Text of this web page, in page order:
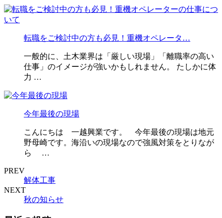
転職をご検討中の方も必見！重機オペレータ…
一般的に、土木業界は「厳しい現場」「離職率の高い
仕事」のイメージが強いかもしれません。 たしかに体
力 …
今年最後の現場
こんにちは 一越興業です。 今年最後の現場は地元
野母崎です。海沿いの現場なので強風対策をとりなが
ら …
PREV
解体工事
NEXT
秋の知らせ